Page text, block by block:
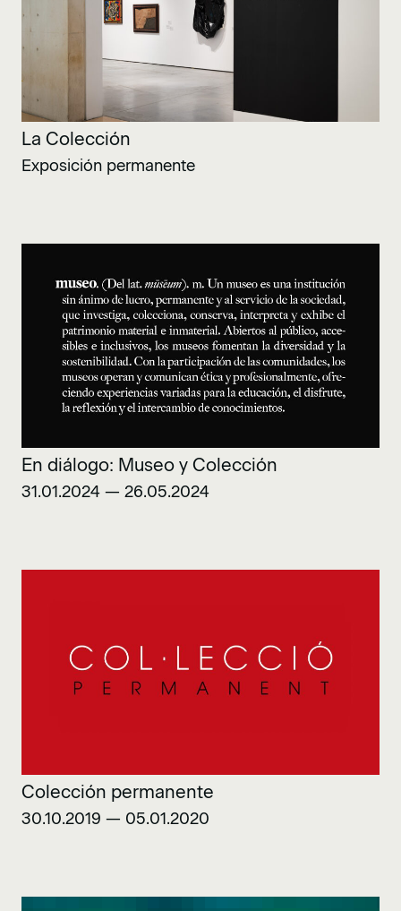
La Colección
Exposición permanente
En diálogo: Museo y Colección
31.01.2024 — 26.05.2024
Colección permanente
30.10.2019 — 05.01.2020